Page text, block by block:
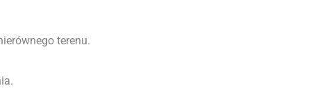
terenu.